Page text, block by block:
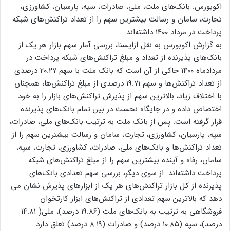
اکوبورس: بانک‌های ملت، ملی، صادرات، سپه، پارسیان، کشاورزی،
تجارت، سامان و رسالت بیشترین سهم را از تعداد تراکنش‌های شبکه
پرداخت در مرداد ۱۴۰۰ داشته‌اند.
به گزارش اکوبورس به نقل ازایسنا، بررسی آمار سهم بازار هر یک از
بانک‌های پذیرنده از تعداد و مبلغ تراکنش‌های شبکه پرداخت در
مردادماه ۱۴۰۰ حاکی از آن است که بانک ملت با سهم ۲۰.۲۷ درصدی
از تعداد تراکنش‌ها و سهم ۱۹.۷۱ درصدی از مبلغ تراکنش‌ها، همچنان
با اختلاف زیاد، بالاترین سهم از پذیرش تراکنش‌های بازار را به خود
اختصاص داده و در جایگاه نخست در بین تمام بانک‌های پذیرنده
قرار گرفته است. پس از بانک ملت به ترتیب بانک‌های ملی، صادرات،
سپه، پارسیان، کشاورزی، تجارت، سامان و رسالت بیشترین سهم را از
تعداد تراکنش‌ها و بانک‌های ملی، صادرات، کشاورزی، تجارت، سپه،
سامان، رفاه و آینده بیشترین سهم را از مبلغ تراکنش‌های شبکه
پرداخت داشته‌اند. از سوی دیگر، بررسی سهم تعدادی بانک‌های
پذیرنده از کل بازار تراکنش‌های هر یک از ابزارهای پذیرش نشان می
دهد که بالاترین سهم تعدادی از تراکنش‌های ابزار کارتخوان
فروشگاهی به ترتیب به بانک‌های ملت (۱۹.۸۶ درصد)، ملی( ۱۴.۸۱
درصد)، سپه (۱۰.۸۵ درصد) و صادرات (۸.۱۹ درصد) تعلق دارد.